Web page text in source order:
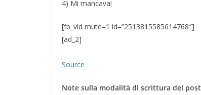
4) Mi mancava!
[fb_vid mute=1 id=”2513815585614768″]
[ad_2]
Source
Note sulla modalità di scrittura del post